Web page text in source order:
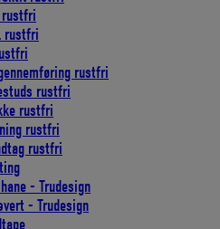
rustfri
rustfri
rustfri
rustfri
rustfri
rustfri
rustfri
- Trudesign
- Trudesign